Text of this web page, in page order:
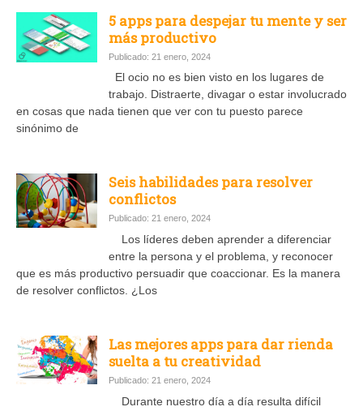
5 apps para despejar tu mente y ser
más productivo
Publicado: 21 enero, 2024
El ocio no es bien visto en los lugares de
trabajo. Distraerte, divagar o estar involucrado
en cosas que nada tienen que ver con tu puesto parece
sinónimo de
Seis habilidades para resolver
conflictos
Publicado: 21 enero, 2024
Los líderes deben aprender a diferenciar
entre la persona y el problema, y reconocer
que es más productivo persuadir que coaccionar. Es la manera
de resolver conflictos. ¿Los
Las mejores apps para dar rienda
suelta a tu creatividad
Publicado: 21 enero, 2024
Durante nuestro día a día resulta difícil